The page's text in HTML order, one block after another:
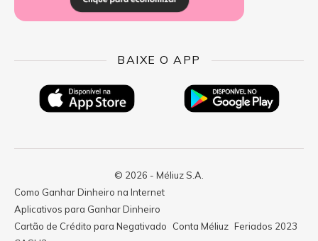
BAIXE O APP
© 2026 - Méliuz S.A.
Como Ganhar Dinheiro na Internet
Aplicativos para Ganhar Dinheiro
Cartão de Crédito para Negativado
Conta Méliuz Feriados 2023